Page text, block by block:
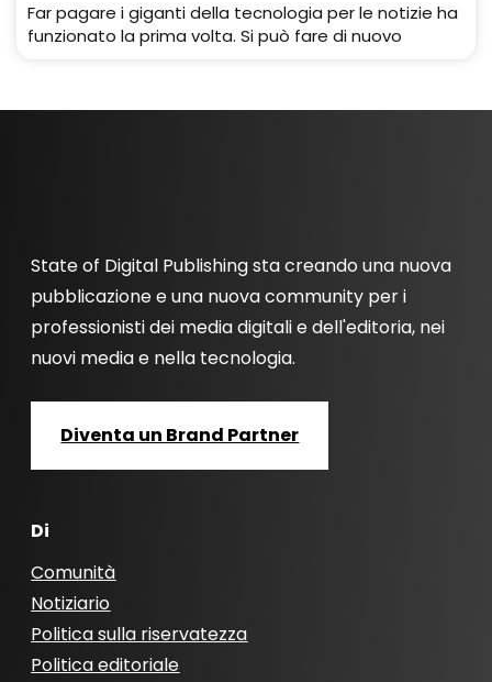
Far pagare i giganti della tecnologia per le notizie ha
funzionato la prima volta. Si può fare di nuovo
State of Digital Publishing sta creando una nuova
pubblicazione e una nuova community per i
professionisti dei media digitali e dell'editoria, nei
nuovi media e nella tecnologia.
Diventa un Brand Partner
Di
Comunità
Notiziario
Politica sulla riservatezza
Politica editoriale